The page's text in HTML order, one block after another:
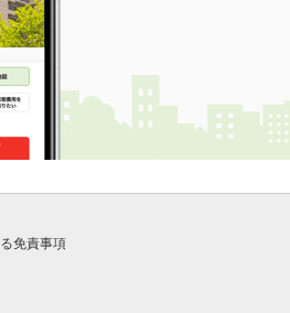
免責事項